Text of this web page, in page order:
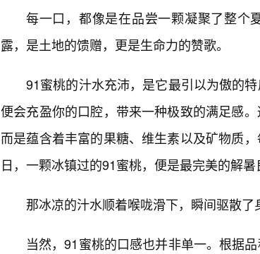
每一口，都像是在品尝一颗凝聚了整个
露，是土地的馈赠，更是生命力的赞歌。
91蜜桃的汁水充沛，是它最引以为傲的
便会充盈你的口腔，带来一种极致的满足感
而是蕴含着丰富的果糖、维生素以及矿物质
日，一颗冰镇过的91蜜桃，便是最完美的解暑
那冰凉的汁水顺着喉咙滑下，瞬间驱散了
当然，91蜜桃的口感也并非单一。根据